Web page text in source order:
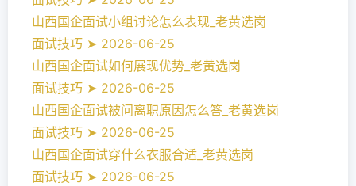
山西国企面试小组讨论怎么表现_老黄选岗
面试技巧 ➤ 2026-06-25
山西国企面试如何展现优势_老黄选岗
面试技巧 ➤ 2026-06-25
山西国企面试被问离职原因怎么答_老黄选岗
面试技巧 ➤ 2026-06-25
山西国企面试穿什么衣服合适_老黄选岗
面试技巧 ➤ 2026-06-25